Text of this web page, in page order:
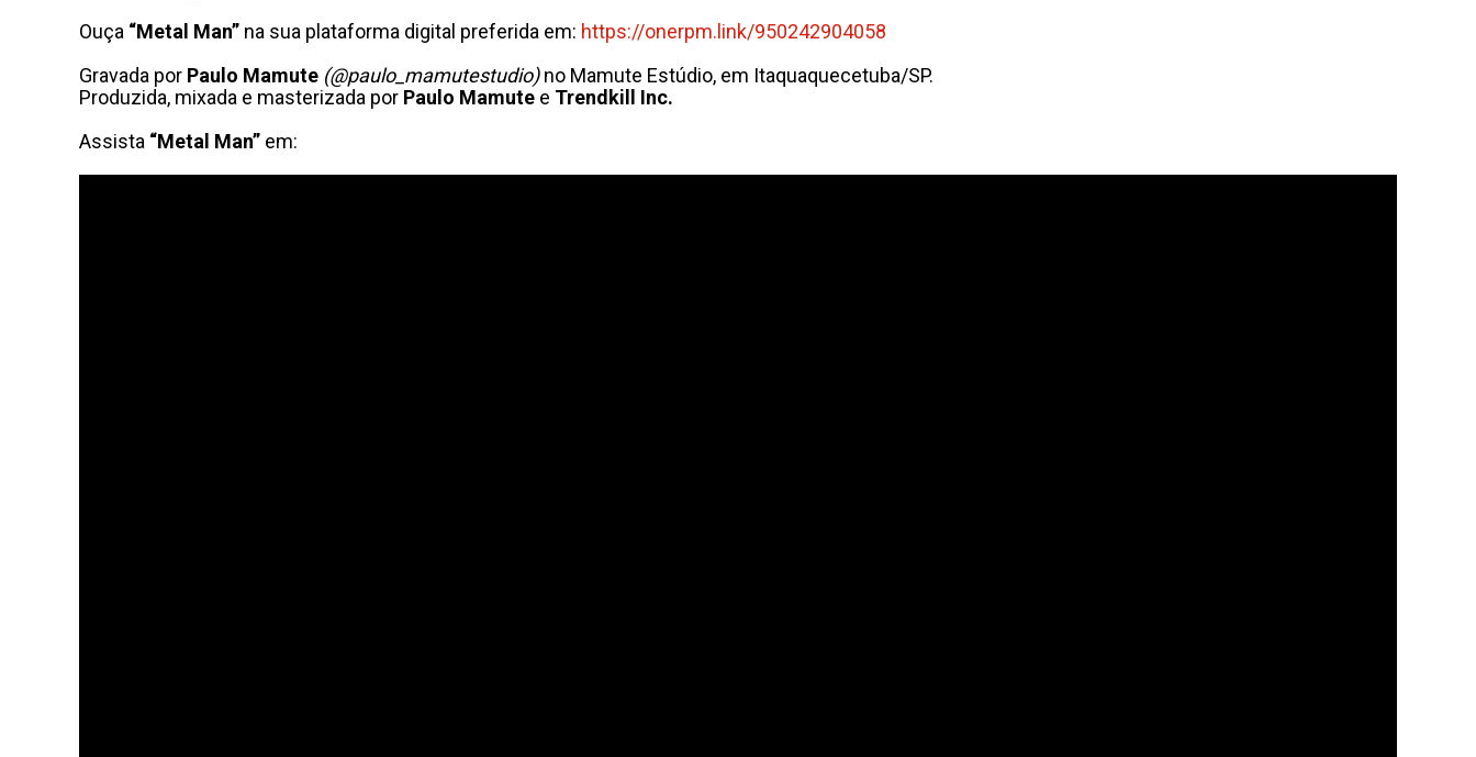
Ouça “Metal Man” na sua plataforma digital preferida em: https://onerpm.link/950242904058
Gravada por Paulo Mamute (@paulo_mamutestudio)no Mamute Estúdio, em Itaquaquecetuba/SP.
Produzida, mixada e masterizada por Paulo Mamute e Trendkill Inc.
Assista “Metal Man” em: